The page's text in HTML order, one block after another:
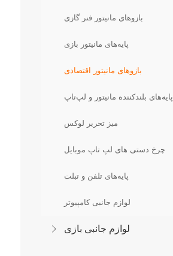
بازوهای مانیتور فنر گازی
پایه‌های مانیتور بازی
بازوهای مانیتور اقتصادی
پایه‌های بلندکننده مانیتور و لپ‌تاپ
میز تحریر لوکس
چرخ دستی های لپ تاپ موبایل
پایه‌های تلفن و تبلت
لوازم جانبی کامپیوتر
لوازم جانبی بازی